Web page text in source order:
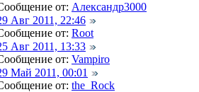
от: Александр3000
Авг 2011, 22:46
от: Root
Авг 2011, 13:33
от: Vampiro
Май 2011, 00:01
от: the_Rock